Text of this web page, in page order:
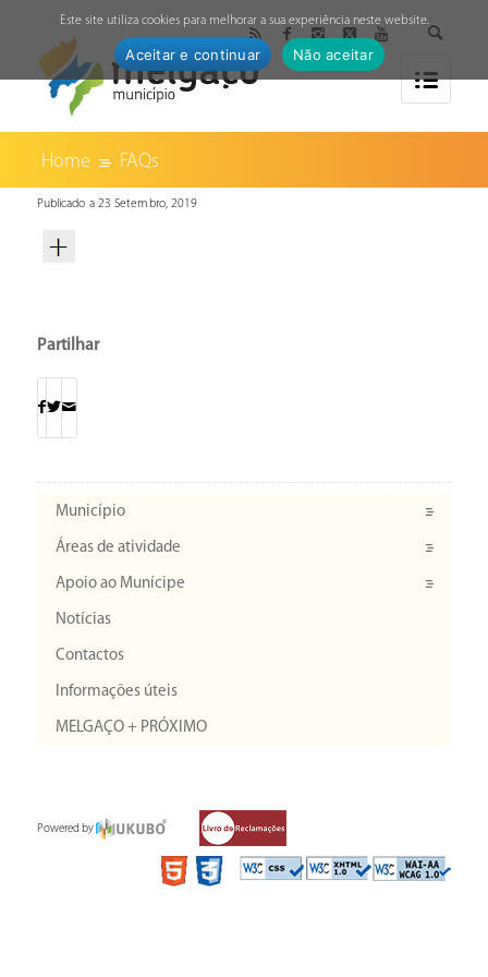
Home FAQs
Publicado a 23 Setembro, 2019
Partilhar
Município
Áreas de atividade
Apoio ao Munícipe
Notícias
Contactos
Informações úteis
MELGAÇO + PRÓXIMO
Powered by
Este site utiliza cookies para melhorar a sua experiência neste website.
Aceitar e continuar Não aceitar